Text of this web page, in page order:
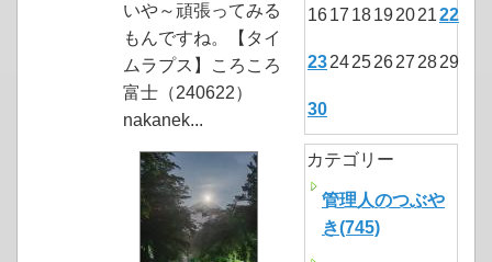
いや～頑張ってみる
もんですね。【タイ
ムラプス】ころころ
富士（240622）
nakanek...
1617 1819202122
2324252627 2829
30
カテゴリー
管理人のつぶや
き(745)